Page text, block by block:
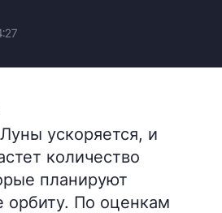
ускоряется, и
количество
планируют
орбиту. По оценкам